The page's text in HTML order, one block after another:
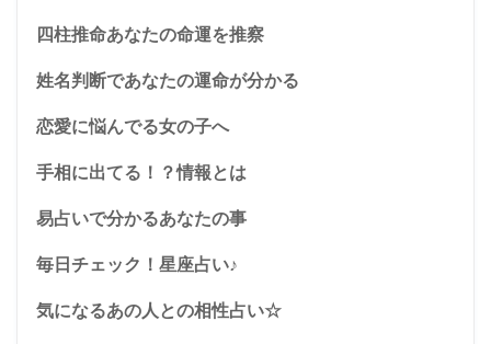
四柱推命あなたの命運を推察
姓名判断であなたの運命が分かる
恋愛に悩んでる女の子へ
手相に出てる！？情報とは
易占いで分かるあなたの事
毎日チェック！星座占い♪
気になるあの人との相性占い☆